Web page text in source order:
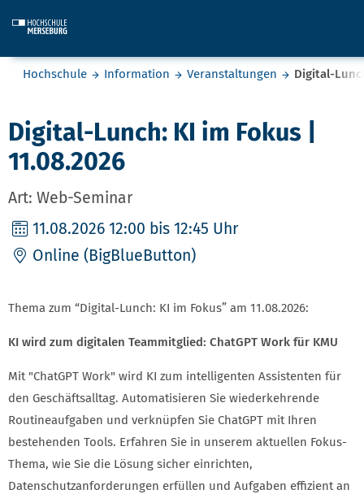
Sie befinden sich hier:
Hochschule Information Veranstaltungen Digital-
Digital-Lunch: KI im Fokus |
11.08.2026
Art: Web-Seminar
11.08.2026 12:00 bis 12:45 Uhr
Online (BigBlueButton)
Thema zum “Digital-Lunch: KI im Fokus” am 11.08.2026:
KI wird zum digitalen Teammitglied: ChatGPT Work für KMU
Mit "ChatGPT Work" wird KI zum intelligenten Assistenten für
den Geschäftsalltag. Automatisieren Sie wiederkehrende
Routineaufgaben und verknüpfen Sie ChatGPT mit Ihren
bestehenden Tools. Erfahren Sie in unserem aktuellen Fokus-
Thema, wie Sie die Lösung sicher einrichten,
Datenschutzanforderungen erfüllen und Aufgaben effizient an